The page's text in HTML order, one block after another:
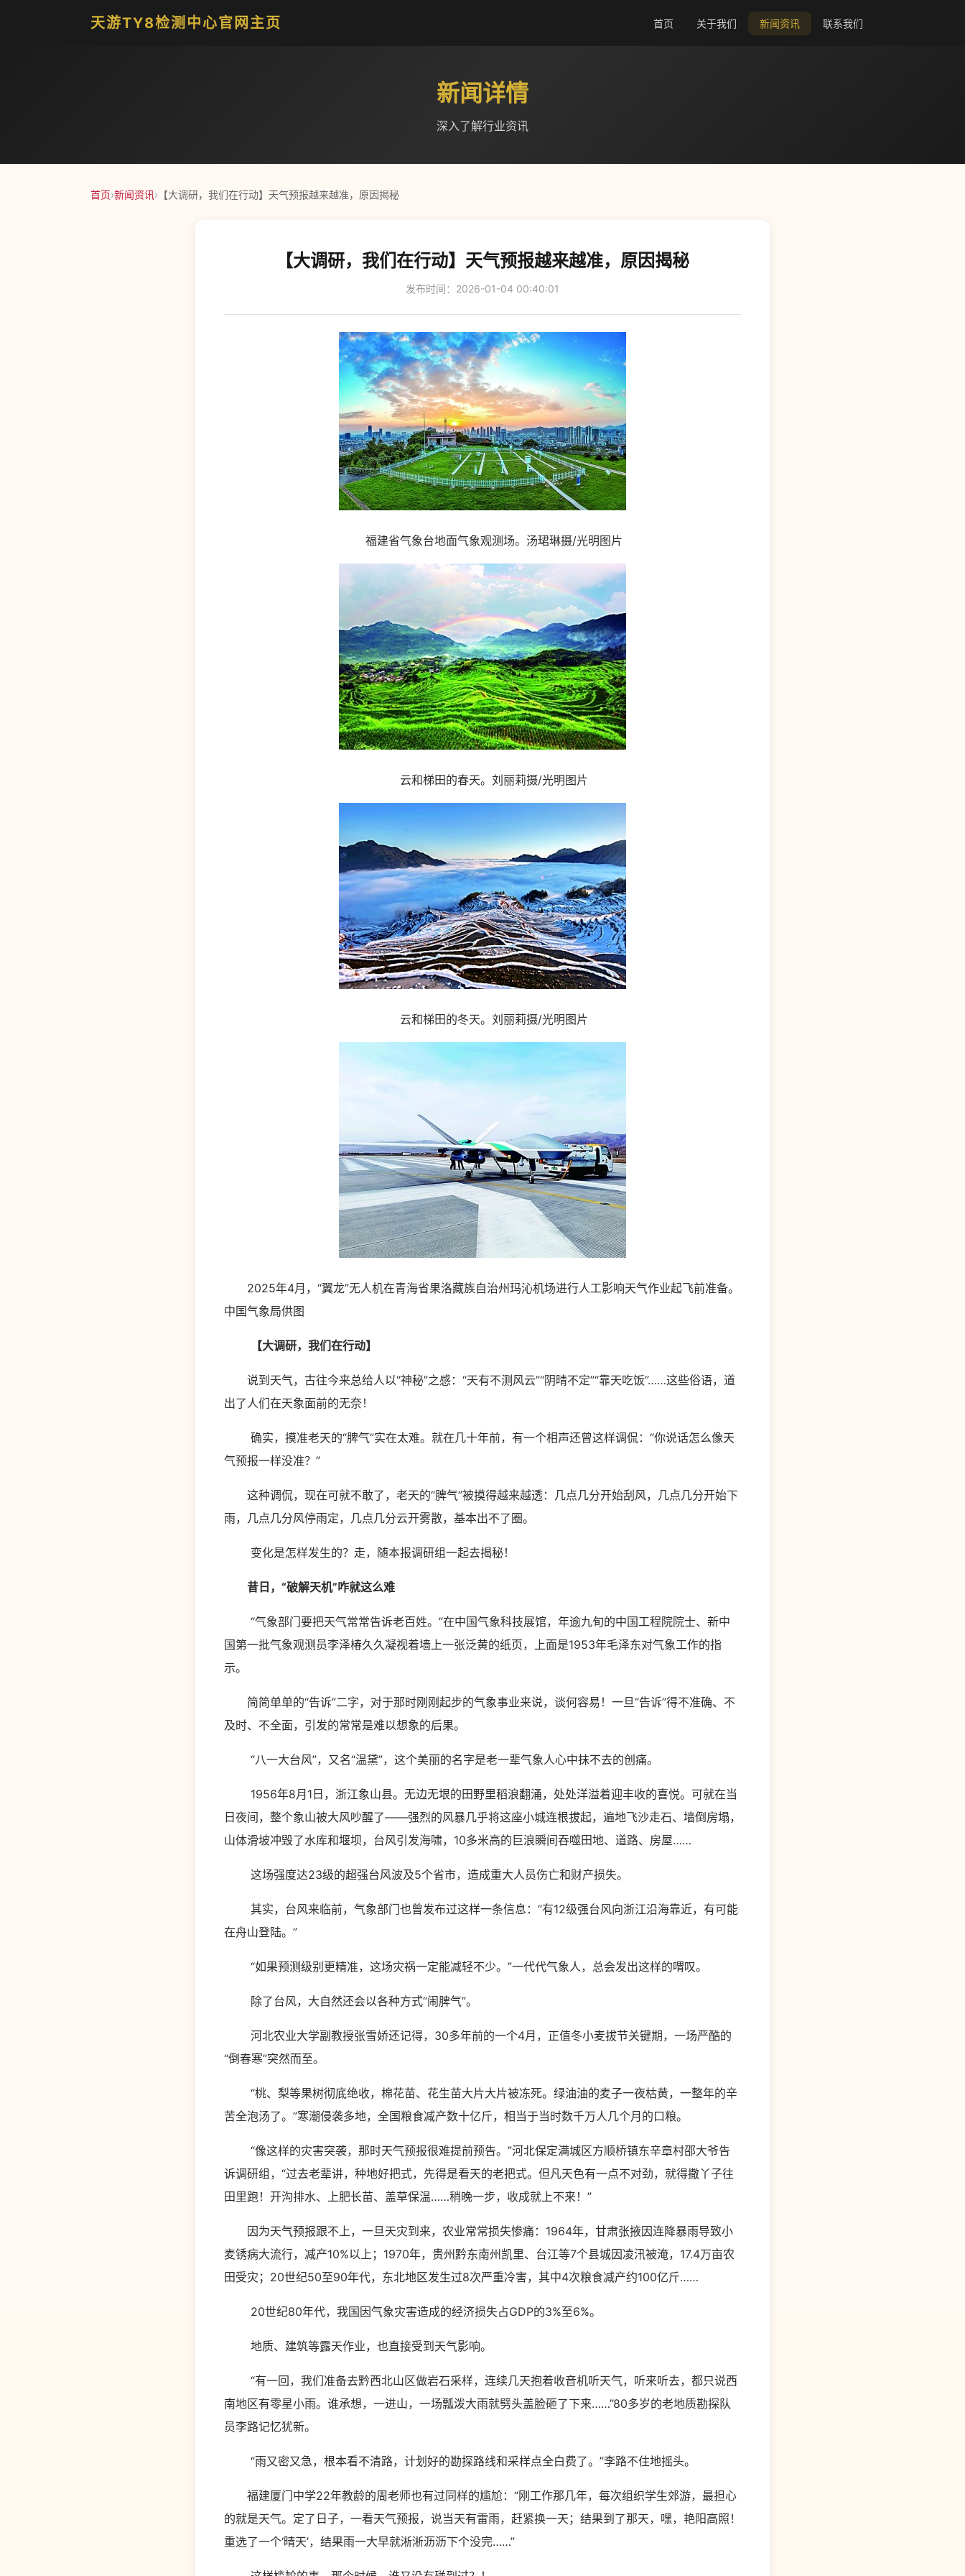
天游TY8检测中心官网主页 首页 关于我们 新闻资讯 联系我们
新闻详情
深入了解行业资讯
首页›新闻资讯› 【大调研，我们在行动】天气预报越来越准，原因揭秘
【大调研，我们在行动】天气预报越来越准，原因揭秘
发布时间：2026-01-04 00:40:01
福建省气象台地面气象观测场。汤珺琳摄/光明图片
云和梯田的春天。刘丽莉摄/光明图片
云和梯田的冬天。刘丽莉摄/光明图片
2025年4月，“翼龙”无人机在青海省果洛藏族自治州玛沁机场进行人工影响天气作业起飞前准备。
中国气象局供图
【大调研，我们在行动】
说到天气，古往今来总给人以“神秘”之感：“天有不测风云”“阴晴不定”“靠天吃饭”……这些俗语，道
出了人们在天象面前的无奈！
确实，摸准老天的“脾气”实在太难。就在几十年前，有一个相声还曾这样调侃：“你说话怎么像天
气预报一样没准？”
这种调侃，现在可就不敢了，老天的“脾气”被摸得越来越透：几点几分开始刮风，几点几分开始下
雨，几点几分风停雨定，几点几分云开雾散，基本出不了圈。
变化是怎样发生的？走，随本报调研组一起去揭秘！
昔日，“破解天机”咋就这么难
“气象部门要把天气常常告诉老百姓。”在中国气象科技展馆，年逾九旬的中国工程院院士、新中
国第一批气象观测员李泽椿久久凝视着墙上一张泛黄的纸页，上面是1953年毛泽东对气象工作的指
示。
简简单单的“告诉”二字，对于那时刚刚起步的气象事业来说，谈何容易！一旦“告诉”得不准确、不
及时、不全面，引发的常常是难以想象的后果。
“八一大台风”，又名“温黛”，这个美丽的名字是老一辈气象人心中抹不去的创痛。
1956年8月1日，浙江象山县。无边无垠的田野里稻浪翻涌，处处洋溢着迎丰收的喜悦。可就在当
日夜间，整个象山被大风吵醒了——强烈的风暴几乎将这座小城连根拔起，遍地飞沙走石、墙倒房塌，
山体滑坡冲毁了水库和堰坝，台风引发海啸，10多米高的巨浪瞬间吞噬田地、道路、房屋……
这场强度达23级的超强台风波及5个省市，造成重大人员伤亡和财产损失。
其实，台风来临前，气象部门也曾发布过这样一条信息：“有12级强台风向浙江沿海靠近，有可能
在舟山登陆。”
“如果预测级别更精准，这场灾祸一定能减轻不少。”一代代气象人，总会发出这样的喟叹。
除了台风，大自然还会以各种方式“闹脾气”。
河北农业大学副教授张雪娇还记得，30多年前的一个4月，正值冬小麦拔节关键期，一场严酷的
“倒春寒”突然而至。
“桃、梨等果树彻底绝收，棉花苗、花生苗大片大片被冻死。绿油油的麦子一夜枯黄，一整年的辛
苦全泡汤了。”寒潮侵袭多地，全国粮食减产数十亿斤，相当于当时数千万人几个月的口粮。
“像这样的灾害突袭，那时天气预报很难提前预告。”河北保定满城区方顺桥镇东辛章村邵大爷告
诉调研组，“过去老辈讲，种地好把式，先得是看天的老把式。但凡天色有一点不对劲，就得撒丫子往
田里跑！开沟排水、上肥长苗、盖草保温……稍晚一步，收成就上不来！”
因为天气预报跟不上，一旦天灾到来，农业常常损失惨痛：1964年，甘肃张掖因连降暴雨导致小
麦锈病大流行，减产10%以上；1970年，贵州黔东南州凯里、台江等7个县城因凌汛被淹，17.4万亩农
田受灾；20世纪50至90年代，东北地区发生过8次严重冷害，其中4次粮食减产约100亿斤……
20世纪80年代，我国因气象灾害造成的经济损失占GDP的3%至6%。
地质、建筑等露天作业，也直接受到天气影响。
“有一回，我们准备去黔西北山区做岩石采样，连续几天抱着收音机听天气，听来听去，都只说西
南地区有零星小雨。谁承想，一进山，一场瓢泼大雨就劈头盖脸砸了下来……”80多岁的老地质勘探队
员李路记忆犹新。
“雨又密又急，根本看不清路，计划好的勘探路线和采样点全白费了。”李路不住地摇头。
福建厦门中学22年教龄的周老师也有过同样的尴尬：“刚工作那几年，每次组织学生郊游，最担心
的就是天气。定了日子，一看天气预报，说当天有雷雨，赶紧换一天；结果到了那天，嘿，艳阳高照！
重选了一个‘晴天’，结果雨一大早就淅淅沥沥下个没完……”